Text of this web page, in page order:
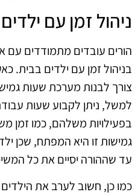
ניהול זמן עם
הורים עובדים מתמודדים עם
בניהול זמן עם ילדים בבית.
צורך לבנות מערכת שעות
למשל, ניתן לקבוע שעות
בפעילויות משלהם, כמו זמן
גמישות זו היא המפתח, שכן
עד שההורה יסיים את כל
כמו כן, חשוב לערב את הילדים